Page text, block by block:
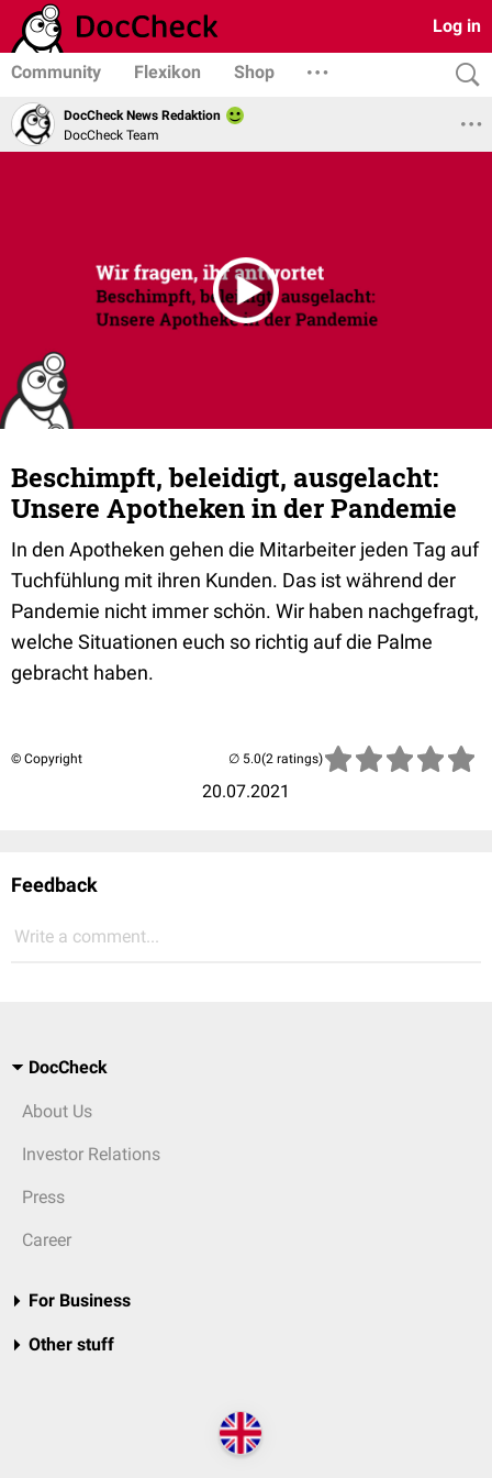
Log in
Community Flexikon Shop
DocCheck News Redaktion
DocCheck Team
Beschimpft, beleidigt, ausgelacht:
Unsere Apotheken in der Pandemie
In den Apotheken gehen die Mitarbeiter jeden Tag auf
Tuchfühlung mit ihren Kunden. Das ist während der
Pandemie nicht immer schön. Wir haben nachgefragt,
welche Situationen euch so richtig auf die Palme
gebracht haben.
© Copyright
20.07.2021
(2 ratings)
Feedback
Write a comment...
DocCheck
About Us
Investor Relations
Press
Career
For Business
Other stuff